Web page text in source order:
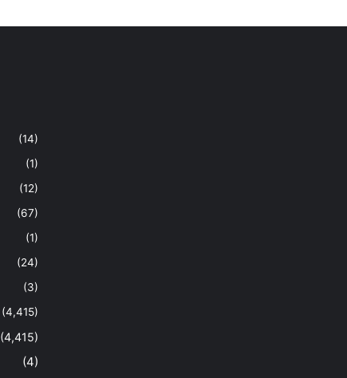
(14)
(1)
(12)
(67)
(1)
(24)
(3)
(4,415)
(4,415)
(4)